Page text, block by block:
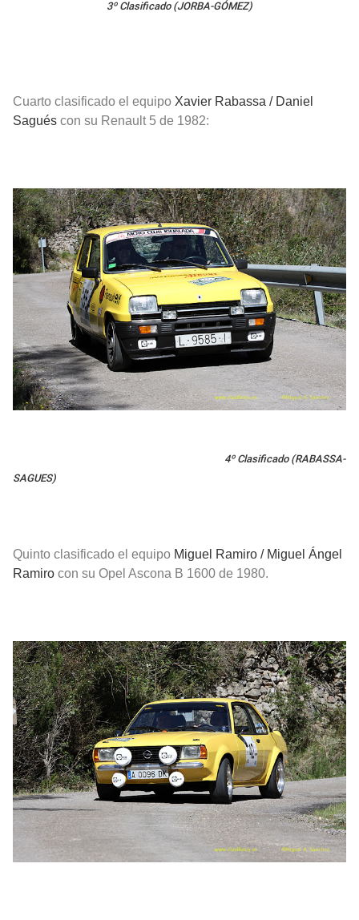
3º Clasificado (JORBA-GÓMEZ)
Cuarto clasificado el equipo Xavier Rabassa / Daniel
Sagués con su Renault 5 de 1982:
4º Clasificado (RABASSA-
SAGUES)
Quinto clasificado el equipo Miguel Ramiro / Miguel Ángel
Ramiro con su Opel Ascona B 1600 de 1980.